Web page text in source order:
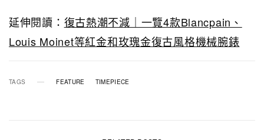
延伸閱讀： 復古熱潮不減｜一覽4款Blancpain、
Louis Moinet等紅金和玫瑰金復古風格機械腕錶
TAGS FEATURE TIMEPIECE